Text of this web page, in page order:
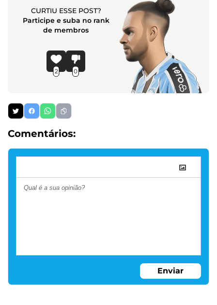
CURTIU ESSE POST?
Participe e suba no rank
de membros
2 0
Comentários:
Enviar